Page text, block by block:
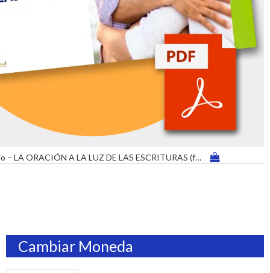
Cuadernillo de trabajo – LA ORACIÓN A LA LUZ DE LAS ESCRITURAS (formato digital pdf)
Cambiar Moneda